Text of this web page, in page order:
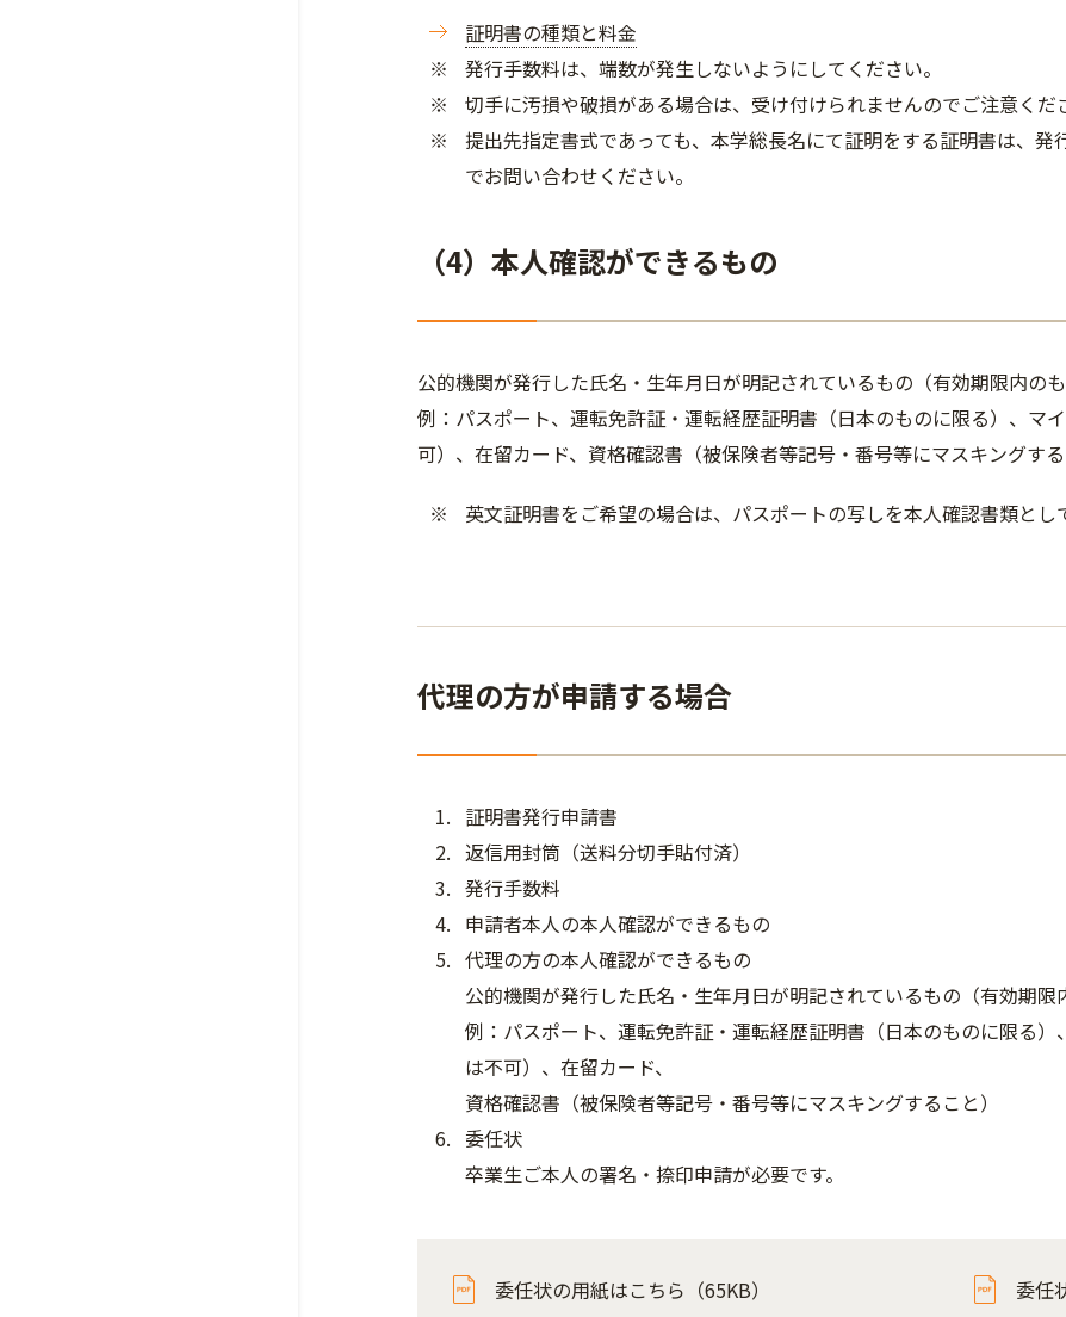
証明書の種類と料金
発行手数料は、端数が発生しないようにしてください。
切手に汚損や破損がある場合は、受け付けられませんのでご注意くだ
提出先指定書式であっても、本学総長名にて証明をする証明書は、
でお問い合わせください。
（4）本人確認ができるもの
公的機関が発行した氏名・生年月日が明記されているもの（有効期限内の
例：パスポート、運転免許証・運転経歴証明書（日本のものに限る）、マ
可）、在留カード、資格確認書（被保険者等記号・番号等にマスキングする
英文証明書をご希望の場合は、パスポートの写しを本人確認書類とし
代理の方が申請する場合
証明書発行申請書
返信用封筒（送料分切手貼付済）
発行手数料
申請者本人の本人確認ができるもの
代理の方の本人確認ができるもの
公的機関が発行した氏名・生年月日が明記されているもの（有効期限
例：パスポート、運転免許証・運転経歴証明書（日本のものに限る
は不可）、在留カード、
資格確認書（被保険者等記号・番号等にマスキングすること）
委任状
卒業生ご本人の署名・捺印申請が必要です。
委任状の用紙はこちら（65KB） 委任